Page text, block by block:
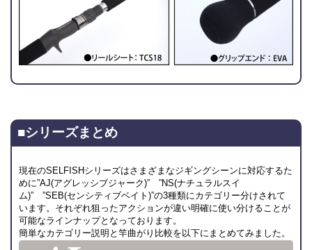
■シリーズまとめ
現在のSELFISHシリーズはさまざまなジギングシーンに対応するた
めに”AJ(アグレッシブジャーク)” ”NS(ナチュラルスイ
ム)” ”SEB(センシティブベイト)”の3種類にカテゴリー分けされて
います。それぞれ狙ったアクションが違い明確に使い分けることが
可能なラインナップとなっております。
簡単なカテゴリー説明と竿曲がり比較を以下にまとめてみました。